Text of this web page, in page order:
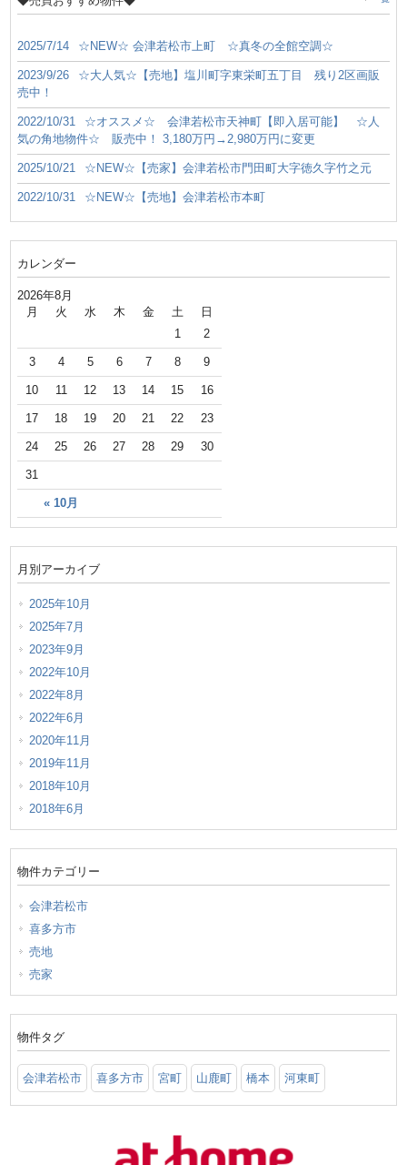
2025/7/14 ☆NEW☆ 会津若松市上町 ☆真冬の全館空調☆
2023/9/26
☆大人気☆【売地】塩川町字東栄町五丁目 残り2区画販
売中！
2022/10/31
☆オススメ☆ 会津若松市天神町【即入居可能】 ☆人
気の角地物件☆ 販売中！ 3,180万円→2,980万円に変更
2025/10/21 ☆NEW☆【売家】会津若松市門田町大字徳久字竹之元
2022/10/31 ☆NEW☆【売地】会津若松市本町
カレンダー
2026年8月
月 火 水 木 金 土 日
« 10月
1 2
3 4 5 6 7 8 9
10 11 12 13 14 15 16
17 18 19 20 21 22 23
24 25 26 27 28 29 30
31
月別アーカイブ
2025年10月
2025年7月
2023年9月
2022年10月
2022年8月
2022年6月
2020年11月
2019年11月
2018年10月
2018年6月
物件カテゴリー
会津若松市
喜多方市
売地
売家
物件タグ
会津若松市 喜多方市 宮町 山鹿町 橋本 河東町